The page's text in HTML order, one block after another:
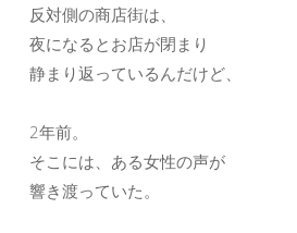
反対側の商店街は、
夜になるとお店が閉まり
静まり返っているんだけど、
2年前。
そこには、ある女性の声が
響き渡っていた。